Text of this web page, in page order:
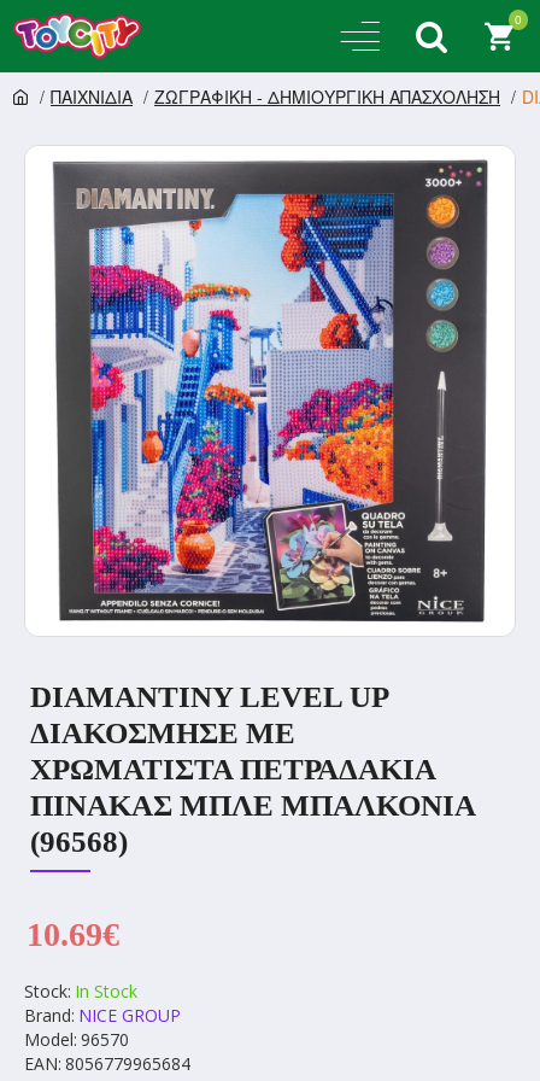
0
ΠΑΙΧΝΙΔΙΑ ΖΩΓΡΑΦΙΚΗ - ΔΗΜΙΟΥΡΓΙΚΗ ΑΠΑΣΧΟΛΗΣΗ
DIAMANTINY LEVEL UP
ΔΙΑΚΟΣΜΗΣΕ ΜΕ
ΧΡΩΜΑΤΙΣΤΑ ΠΕΤΡΑΔΑΚΙΑ
ΠΙΝΑΚΑΣ ΜΠΛΕ ΜΠΑΛΚΟΝΙΑ
(96568)
Stock: In Stock
Brand: NICE GROUP
Model: 96570
EAN: 8056779965684
10.69€